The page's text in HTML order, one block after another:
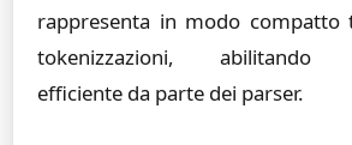
rappresenta in modo compatto
tokenizzazioni, abilitando
efficiente da parte dei parser.